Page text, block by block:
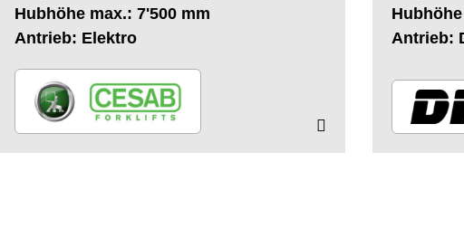
Hubhöhe max.: 7'500 mm
Antrieb: Elektro
Antrieb: